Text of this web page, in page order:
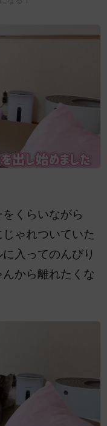
くらいながら
ゃれついていた
入ってのんびり
から離れたくな